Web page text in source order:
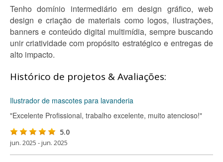
Tenho domínio intermediário em design gráfico, web
design e criação de materiais como logos, ilustrações,
banners e conteúdo digital multimídia, sempre buscando
unir criatividade com propósito estratégico e entregas de
alto impacto.
Histórico de projetos & Avaliações:
Ilustrador de mascotes para lavanderia
"Excelente Profissional, trabalho excelente, muito atencioso!"
5.0
jun. 2025 - jun. 2025